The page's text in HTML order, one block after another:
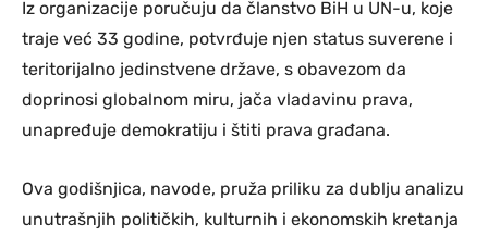
Iz organizacije poručuju da članstvo BiH u UN-u, koje
traje već 33 godine, potvrđuje njen status suverene i
teritorijalno jedinstvene države, s obavezom da
doprinosi globalnom miru, jača vladavinu prava,
unapređuje demokratiju i štiti prava građana.
Ova godišnjica, navode, pruža priliku za dublju analizu
unutrašnjih političkih, kulturnih i ekonomskih kretanja